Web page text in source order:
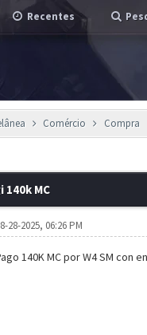
Recentes
Comércio Compra
140k MC
28-2025, 06:26 PM
140K MC por W4 SM con